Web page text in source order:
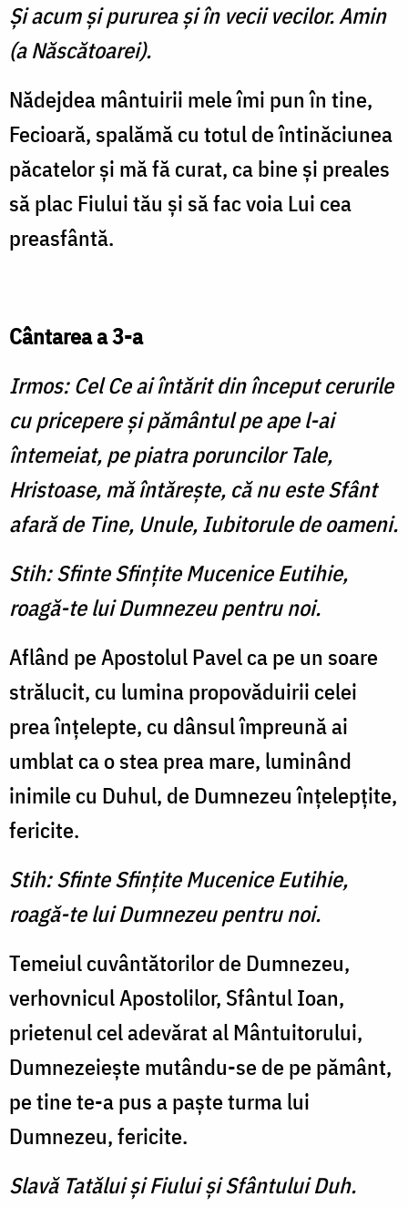
Şi acum şi pururea şi în vecii vecilor. Amin
(a Născătoarei).
Nădejdea mântuirii mele îmi pun în tine,
Fecioară, spalămă cu totul de întinăciunea
păcatelor şi mă fă curat, ca bine şi preales
să plac Fiului tău şi să fac voia Lui cea
preasfântă.
Cântarea a 3-a
Irmos: Cel Ce ai întărit din început cerurile
cu pricepere şi pământul pe ape l-ai
întemeiat, pe piatra poruncilor Tale,
Hristoase, mă întăreşte, că nu este Sfânt
afară de Tine, Unule, Iubitorule de oameni.
Stih: Sfinte Sfinţite Mucenice Eutihie,
roagă-te lui Dumnezeu pentru noi.
Aflând pe Apostolul Pavel ca pe un soare
strălucit, cu lumina propovăduirii celei
prea înţelepte, cu dânsul împreună ai
umblat ca o stea prea mare, luminând
inimile cu Duhul, de Dumnezeu înţelepţite,
fericite.
Stih: Sfinte Sfinţite Mucenice Eutihie,
roagă-te lui Dumnezeu pentru noi.
Temeiul cuvântătorilor de Dumnezeu,
verhovnicul Apostolilor, Sfântul Ioan,
prietenul cel adevărat al Mântuitorului,
Dumnezeieşte mutându-se de pe pământ,
pe tine te-a pus a paşte turma lui
Dumnezeu, fericite.
Slavă Tatălui şi Fiului şi Sfântului Duh.